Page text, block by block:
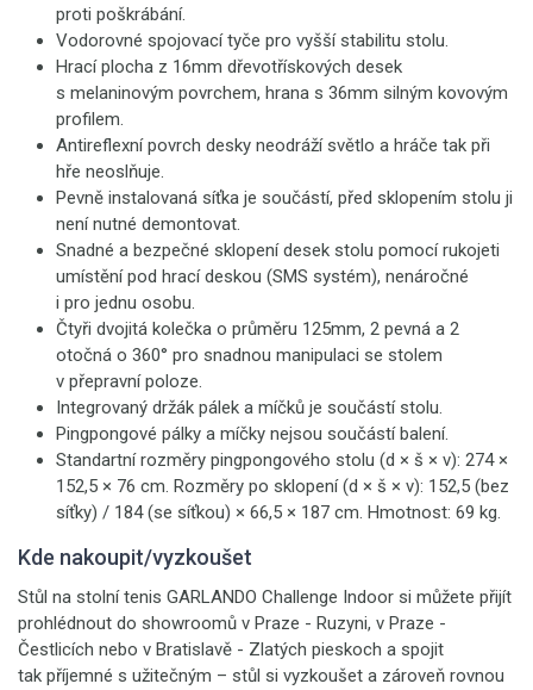
proti poškrábání.
Vodorovné spojovací tyče pro vyšší stabilitu stolu.
Hrací plocha z 16mm dřevotřískových desek
s melaninovým povrchem, hrana s 36mm silným kovovým
profilem.
Antireflexní povrch desky neodráží světlo a hráče tak při
hře neoslňuje.
Pevně instalovaná síťka je součástí, před sklopením stolu ji
není nutné demontovat.
Snadné a bezpečné sklopení desek stolu pomocí rukojeti
umístění pod hrací deskou (SMS systém), nenáročné
i pro jednu osobu.
Čtyři dvojitá kolečka o průměru 125mm, 2 pevná a 2
otočná o 360° pro snadnou manipulaci se stolem
v přepravní poloze.
Integrovaný držák pálek a míčků je součástí stolu.
Pingpongové pálky a míčky nejsou součástí balení.
Standartní rozměry pingpongového stolu (d × š × v): 274 ×
152,5 × 76 cm. Rozměry po sklopení (d × š × v): 152,5 (bez
síťky) / 184 (se síťkou) × 66,5 × 187 cm. Hmotnost: 69 kg.
Kde nakoupit/vyzkoušet
Stůl na stolní tenis GARLANDO Challenge Indoor si můžete přijít
prohlédnout do showroomů v Praze - Ruzyni, v Praze -
Čestlicích nebo v Bratislavě - Zlatých pieskoch a spojit
tak příjemné s užitečným – stůl si vyzkoušet a zároveň rovnou